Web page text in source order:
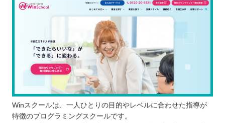
Winスクールは、一人ひとりの目的やレベルに合わせた指導が
特徴のプログラミングスクールです。